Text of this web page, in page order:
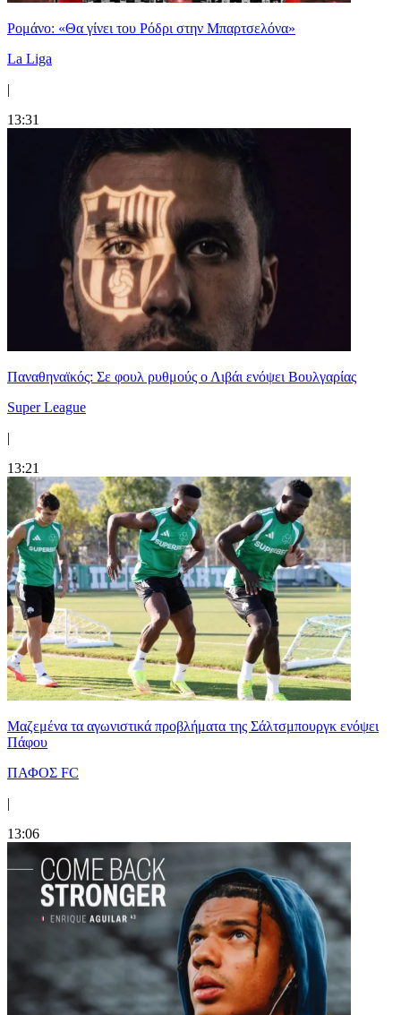
Ρομάνο: «Θα γίνει του Ρόδρι στην Μπαρτσελόνα»
La Liga
|
13:31
Παναθηναϊκός: Σε φουλ ρυθμούς ο Λιβάι ενόψει Βουλγαρίας
Super League
|
13:21
Μαζεμένα τα αγωνιστικά προβλήματα της Σάλτσμπουργκ ενόψει
Πάφου
ΠΑΦΟΣ FC
|
13:06